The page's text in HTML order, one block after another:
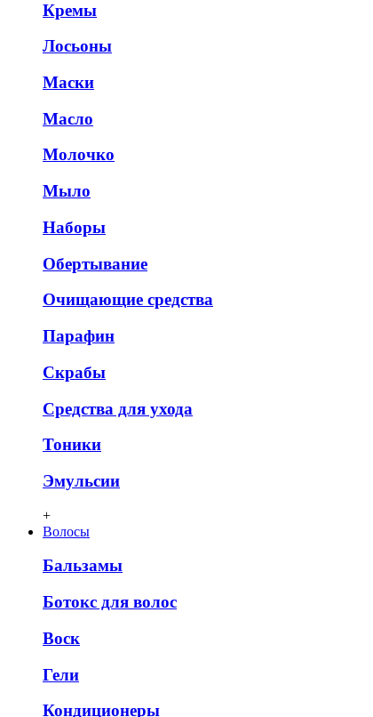
Кремы
Лосьоны
Маски
Масло
Молочко
Мыло
Наборы
Обертывание
Очищающие средства
Парафин
Скрабы
Средства для ухода
Тоники
Эмульсии
+
Волосы
Бальзамы
Ботокс для волос
Воск
Гели
Кондиционеры